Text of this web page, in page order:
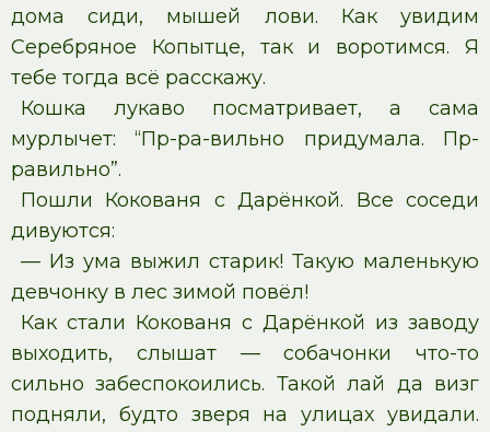
дома сиди, мышей лови. Как увидим
Серебряное Копытце, так и воротимся. Я
тебе тогда всё расскажу.
Кошка лукаво посматривает, а сама
мурлычет: “Пр-ра-вильно придумала. Пр-
равильно”.
Пошли Кокованя с Дарёнкой. Все соседи
дивуются:
— Из ума выжил старик! Такую маленькую
девчонку в лес зимой повёл!
Как стали Кокованя с Дарёнкой из заводу
выходить, слышат — собачонки что-то
сильно забеспокоились. Такой лай да визг
подняли, будто зверя на улицах увидали.